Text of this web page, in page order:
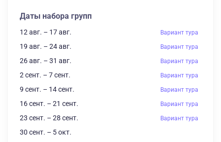
Даты набора групп
12 авг. – 17 авг. Вариант тура
19 авг. – 24 авг. Вариант тура
26 авг. – 31 авг. Вариант тура
2 сент. – 7 сент. Вариант тура
9 сент. – 14 сент. Вариант тура
16 сент. – 21 сент. Вариант тура
23 сент. – 28 сент. Вариант тура
30 сент. – 5 окт.